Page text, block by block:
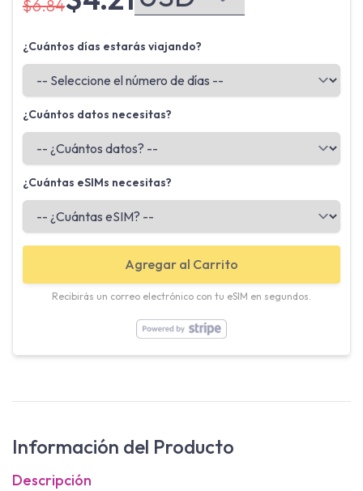
$6.84
¿Cuántos días estarás viajando?
¿Cuántos datos necesitas?
¿Cuántas eSIMs necesitas?
Agregar al Carrito
Recibirás un correo electrónico con tu eSIM en segundos.
Información del Producto
Descripción